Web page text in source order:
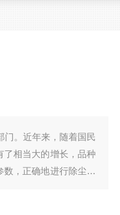
门。近年来，随着国民
相当大的增长，品种
，正确地进行除尘系